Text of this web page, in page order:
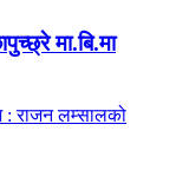
मा.बि.मा